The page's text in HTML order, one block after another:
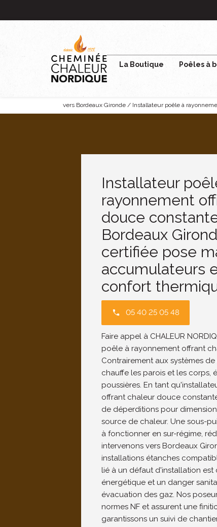
La Boutique Poêles à
vers Bordeaux Gironde / Installateur poêle à
Installateur
rayonnement
douce
Bordeaux
certifiée pose
accumulateurs
confort
05 40 25 05 48
Faire appel à CHALEUR
poêle à rayonnement offrant
Contrairement aux systèmes
chauffe les parois et les corps,
poussières. En tant
offrant chaleur douce
de déperditions pour
source de chaleur. Une sous-
à fonctionner en sur-régime,
intervenons vers Bordeaux
installations étanches
lié à un défaut d'installation est
énergétique et un danger
évacuation des gaz. Nos
normes NF et assurent une
garantissons un suivi de